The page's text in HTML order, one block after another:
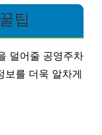
팁
덜어줄 공영주차
보를 더욱 알차게